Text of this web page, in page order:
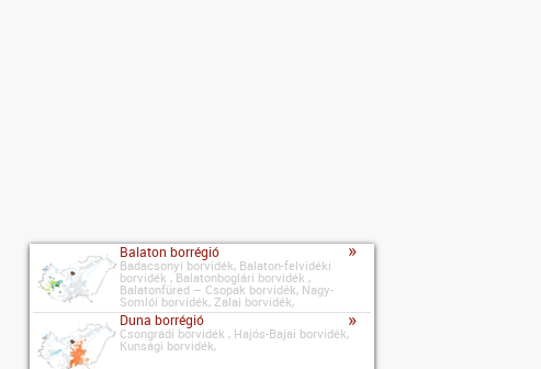
Balaton borrégió »
Badacsonyi borvidék, Balaton-felvidéki
borvidék , Balatonboglári borvidék ,
Balatonfüred – Csopak borvidék, Nagy-
Somlói borvidék, Zalai borvidék,
Duna borrégió »
Csongrádi borvidék , Hajós-Bajai borvidék,
Kunsági borvidék,